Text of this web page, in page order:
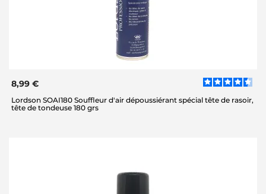
8,99 €
Lordson SOAI180 Souffleur d'air dépoussiérant spécial tête de rasoir,
tête de tondeuse 180 grs